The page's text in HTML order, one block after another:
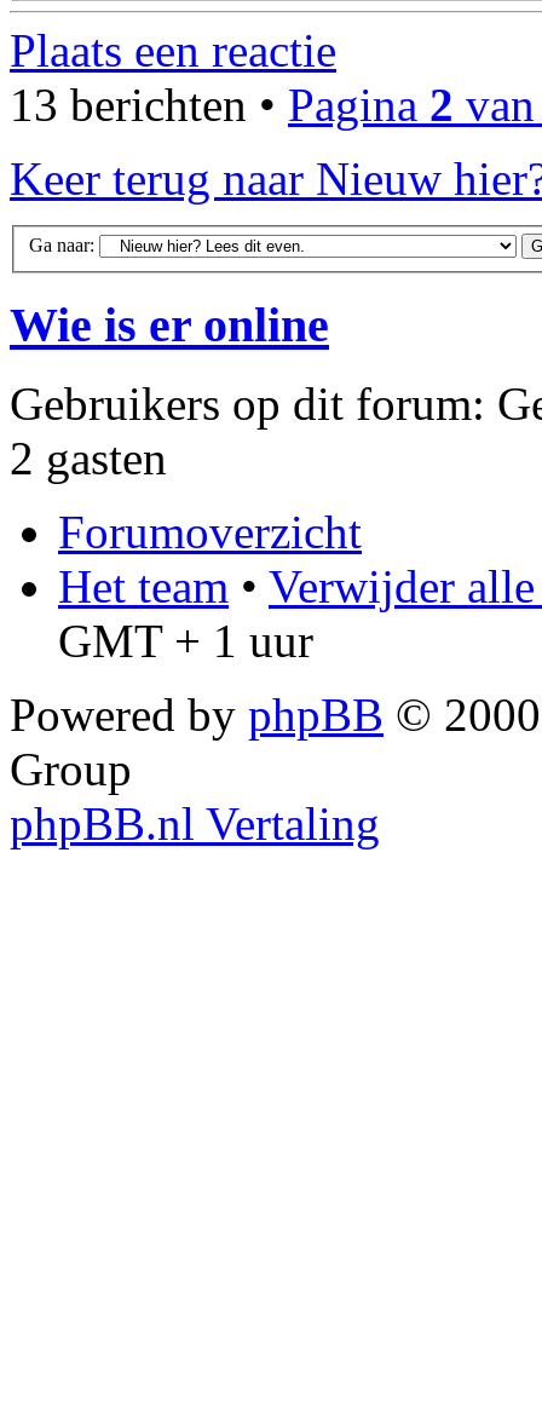
Plaats een reactie
13 berichten • Pagina 2
Keer terug naar Nieuw
Ga naar:
Wie is er online
Gebruikers op dit forum:
2 gasten
Forumoverzicht
Het team • Verwijder
GMT + 1 uur
Powered by phpBB ©
Group
phpBB.nl Vertaling